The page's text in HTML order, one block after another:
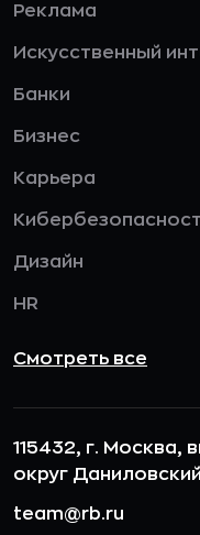
Реклама
Искусственный
Банки
Бизнес
Карьера
Дизайн
HR
Смотреть все
115432, г. Москва,
округ
team@rb.ru